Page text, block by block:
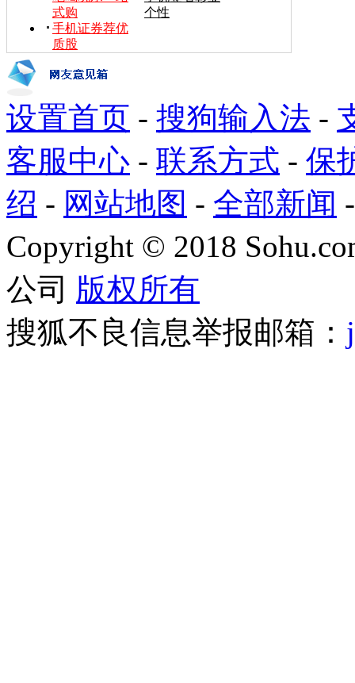
式购
个性
手机证券荐优
质股
设置首页 - 搜狗输入法 -
客服中心 - 联系方式 - 保
绍 - 网站地图 - 全部新闻
Copyright © 2018
公司 版权所有
搜狐不良信息举报邮箱：